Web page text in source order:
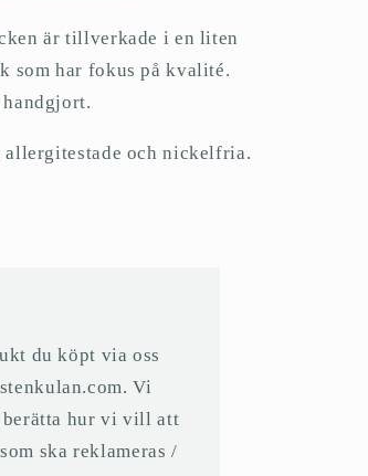
är tillverkade i en liten
som har fokus på kvalité.
allergitestade och nickelfria.
du köpt via oss
Vi
berätta hur vi vill att
ska reklameras /